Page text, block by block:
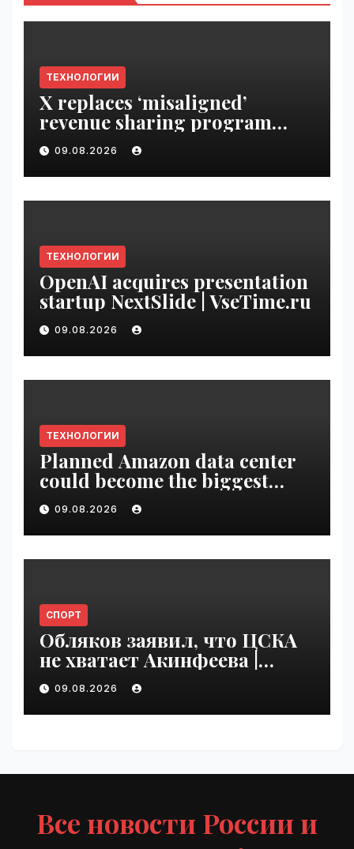
ТЕХНОЛОГИИ
X replaces ‘misaligned’
revenue sharing program
with Original Content
Rewards | VseTime.ru
09.08.2026
ТЕХНОЛОГИИ
OpenAI acquires presentation
startup NextSlide | VseTime.ru
09.08.2026
ТЕХНОЛОГИИ
Planned Amazon data center
could become the biggest
climate polluter in the U.S. |
VseTime.ru
09.08.2026
СПОРТ
Обляков заявил, что ЦСКА
не хватает Акинфеева |
VseTime.ru
09.08.2026
Все новости России и